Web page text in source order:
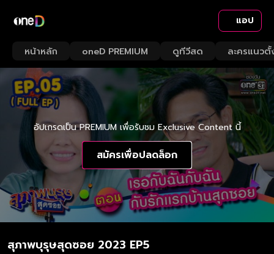
แอป
หน้าหลัก oneD PREMIUM ดูทีวีสด ละครแนวตั้
อัปเกรดเป็น PREMIUM เพื่อรับชม Exclusive Content นี้
สมัครเพื่อปลดล็อก
สุภาพบุรุษสุดซอย 2023 EP5